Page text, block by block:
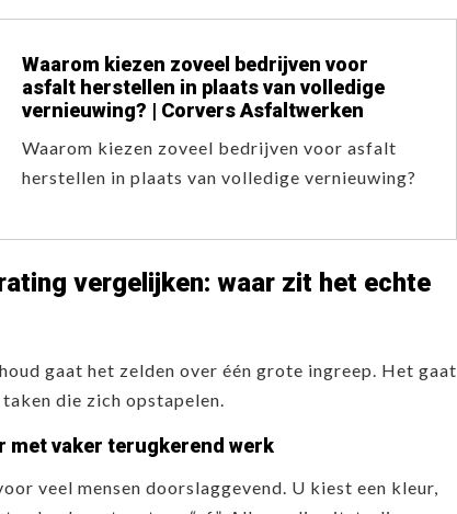
Waarom kiezen zoveel bedrijven voor
asfalt herstellen in plaats van volledige
vernieuwing? | Corvers Asfaltwerken
Waarom kiezen zoveel bedrijven voor asfalt
herstellen in plaats van volledige vernieuwing?
vergelijken: waar zit het echte
gaat het zelden over één grote ingreep. Het gaat
die zich opstapelen.
met vaker terugkerend werk
veel mensen doorslaggevend. U kiest een kleur,